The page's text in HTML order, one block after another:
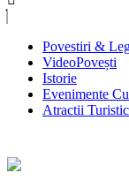
Povestiri &
VideoPovești
Istorie
Evenimente
Atractii